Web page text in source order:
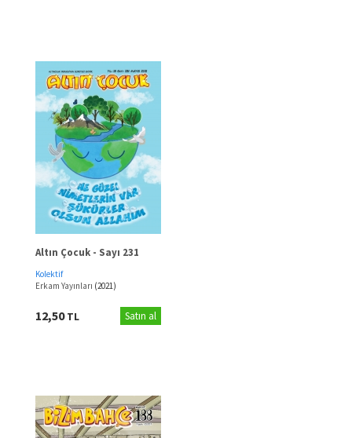
Altın Çocuk - Sayı 231
Kolektif
Erkam Yayınları (2021)
12,50TL Satın al